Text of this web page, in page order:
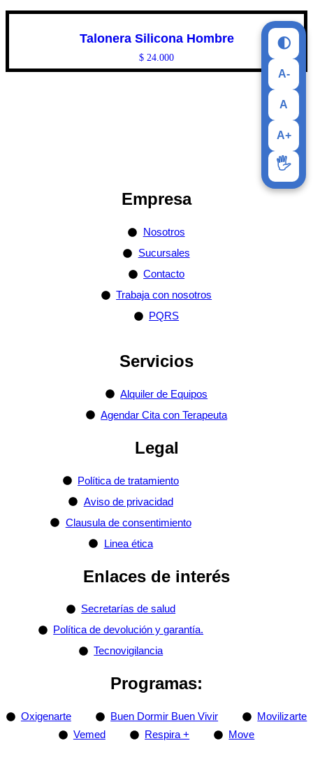
Talonera Silicona Hombre
$ 24.000
Empresa
Nosotros
Sucursales
Contacto
Trabaja con nosotros
PQRS
Servicios
Alquiler de Equipos
Agendar Cita con Terapeuta
Legal
Política de tratamiento
Aviso de privacidad
Clausula de consentimiento
Linea ética
Enlaces de interés
Secretarías de salud
Política de devolución y garantía.
Tecnovigilancia
Programas:
Oxigenarte Buen Dormir Buen Vivir
Movilizarte
Vemed
Respira + Move
🌓
A-
A
A+
🖐️